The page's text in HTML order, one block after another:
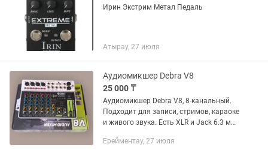
Ирин Экстрим Метал Педаль
Атырау, 27 июля
Аудиомикшер Debra V8
25 000 ₸
Аудиомикшер Debra V8, 8-канальный.
Подходит для записи, стримов, караоке
и живого звука. Есть XLR и Jack 6.3 мм,
на каждом канале, встроенные
Ерейментау, 27 июля